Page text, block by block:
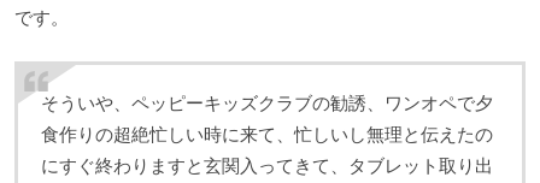
です。
そういや、ペッピーキッズクラブの勧誘、ワンオペで夕
食作りの超絶忙しい時に来て、忙しいし無理と伝えたの
にすぐ終わりますと玄関入ってきて、タブレット取り出